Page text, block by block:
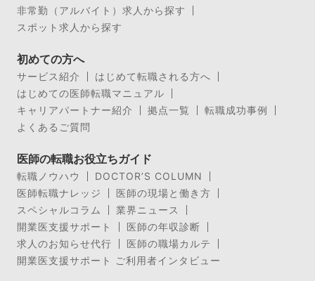
非常勤（アルバイト）求人から探す
スポット求人から探す
初めての方へ
サービス紹介
はじめて転職される方へ
はじめての医師転職マニュアル
キャリアパートナー紹介
拠点一覧
転職成功事例
よくあるご質問
医師の転職お役立ちガイド
転職ノウハウ
DOCTOR’S COLUMN
医師転職ナレッジ
医師の現場と働き方
スペシャルコラム
業界ニュース
開業医支援サポート
医師の年収診断
求人のお知らせ代行
医師の職場カルテ
開業医支援サポート ご利用者インタビュー